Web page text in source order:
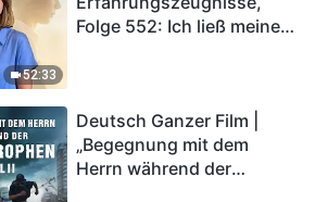
52:33
Folge 552: Ich ließ meine
Deutsch Ganzer Film |
„Begegnung mit dem
Herrn während der